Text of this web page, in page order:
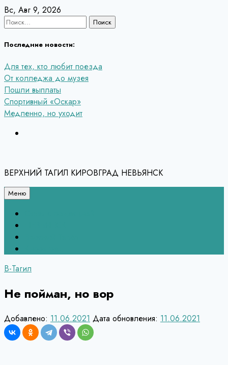
Перейти
к
Вс, Авг 9, 2026
Найти:
Последние новости:
Для тех, кто любит поезда
От колледжа до музея
Пошли выплаты
Спортивный «Оскар»
Медленно, но уходит
ВЕРХНИЙ ТАГИЛ КИРОВГРАД НЕВЬЯНСК
Меню
В-Тагил
Не пойман, но вор
Добавлено: 11.06.2021 Дата обновления: 11.06.2021